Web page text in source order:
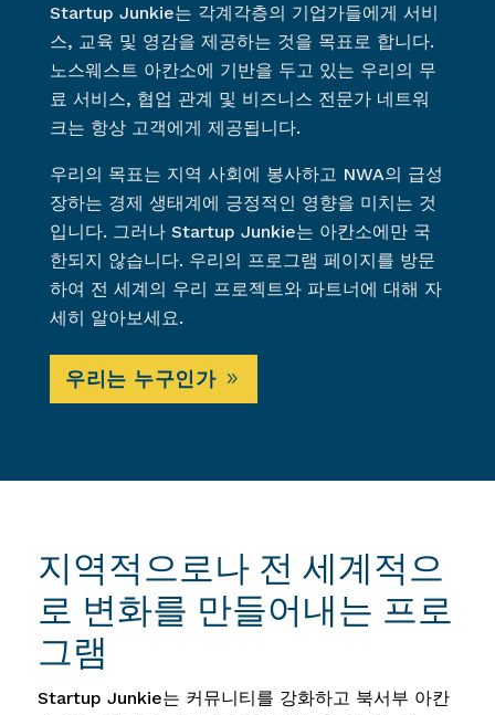
Startup Junkie는 각계각층의 기업가들에게 서비
스, 교육 및 영감을 제공하는 것을 목표로 합니다.
노스웨스트 아칸소에 기반을 두고 있는 우리의 무
료 서비스, 협업 관계 및 비즈니스 전문가 네트워
크는 항상 고객에게 제공됩니다.
우리의 목표는 지역 사회에 봉사하고 NWA의 급성
장하는 경제 생태계에 긍정적인 영향을 미치는 것
입니다. 그러나 Startup Junkie는 아칸소에만 국
한되지 않습니다. 우리의 프로그램 페이지를 방문
하여 전 세계의 우리 프로젝트와 파트너에 대해 자
세히 알아보세요.
우리는 누구인가
지역적으로나 전 세계적으
로 변화를 만들어내는 프로
그램
Startup Junkie는 커뮤니티를 강화하고 북서부 아칸